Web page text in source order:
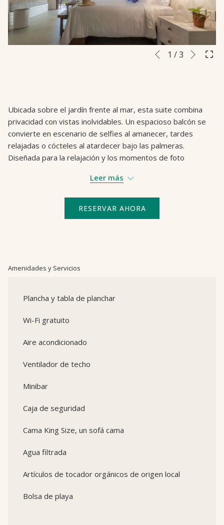
Botones
presentación
de
diapositivas
Al
siguientes
enlaces,
se
actualizará
el
Anterior
1 /3
Ubicada sobre el jardín frente al mar, esta suite combina
privacidad con vistas inolvidables. Un espacioso balcón se
convierte en escenario de selfies al amanecer, tardes
relajadas o cócteles al atardecer bajo las palmeras.
Diseñada para la relajación y los momentos de foto
Leer más
RESERVAR AHORA
Amenidades y Servicios
Plancha y tabla de planchar
Wi-Fi gratuito
Aire acondicionado
Ventilador de techo
Minibar
Caja de seguridad
Cama King Size, un sofá cama
Agua filtrada
Artículos de tocador orgánicos de origen local
Bolsa de playa